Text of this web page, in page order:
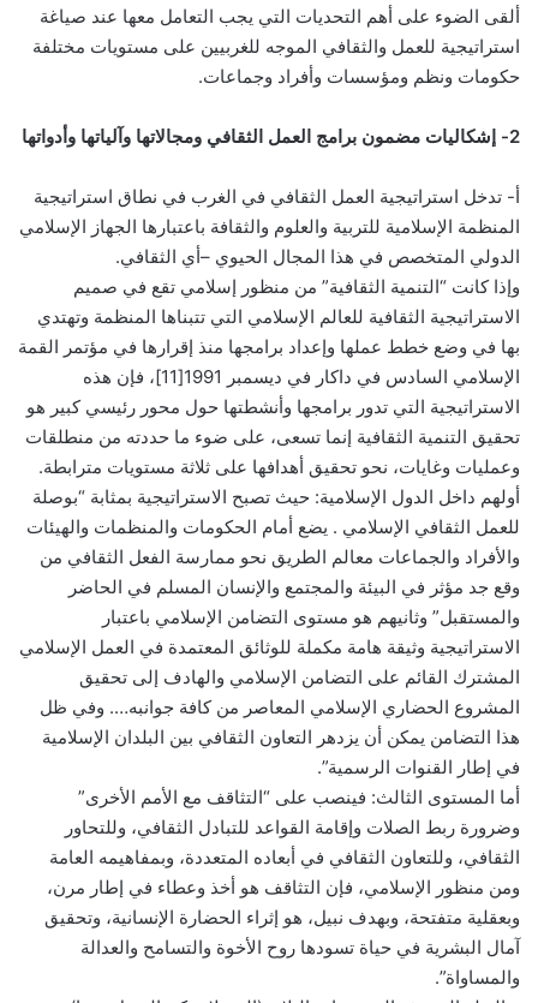
ألقى الضوء على أهم التحديات التي يجب التعامل معها عند صياغة
استراتيجية للعمل والثقافي الموجه للغربيين على مستويات مختلفة
حكومات ونظم ومؤسسات وأفراد وجماعات.
2- إشكاليات مضمون برامج العمل الثقافي ومجالاتها وآلياتها وأدواتها
أ- تدخل استراتيجية العمل الثقافي في الغرب في نطاق استراتيجية
المنظمة الإسلامية للتربية والعلوم والثقافة باعتبارها الجهاز الإسلامي
الدولي المتخصص في هذا المجال الحيوي –أي الثقافي.
وإذا كانت “التنمية الثقافية” من منظور إسلامي تقع في صميم
الاستراتيجية الثقافية للعالم الإسلامي التي تتبناها المنظمة وتهتدي
بها في وضع خطط عملها وإعداد برامجها منذ إقرارها في مؤتمر القمة
الإسلامي السادس في داكار في ديسمبر 1991[11]، فإن هذه
الاستراتيجية التي تدور برامجها وأنشطتها حول محور رئيسي كبير هو
تحقيق التنمية الثقافية إنما تسعى، على ضوء ما حددته من منطلقات
وعمليات وغايات، نحو تحقيق أهدافها على ثلاثة مستويات مترابطة.
أولهم داخل الدول الإسلامية: حيث تصبح الاستراتيجية بمثابة “بوصلة
للعمل الثقافي الإسلامي . يضع أمام الحكومات والمنظمات والهيئات
والأفراد والجماعات معالم الطريق نحو ممارسة الفعل الثقافي من
وقع جد مؤثر في البيئة والمجتمع والإنسان المسلم في الحاضر
والمستقبل” وثانيهم هو مستوى التضامن الإسلامي باعتبار
الاستراتيجية وثيقة هامة مكملة للوثائق المعتمدة في العمل الإسلامي
المشترك القائم على التضامن الإسلامي والهادف إلى تحقيق
المشروع الحضاري الإسلامي المعاصر من كافة جوانبه…. وفي ظل
هذا التضامن يمكن أن يزدهر التعاون الثقافي بين البلدان الإسلامية
في إطار القنوات الرسمية”.
أما المستوى الثالث: فينصب على “التثاقف مع الأمم الأخرى”
وضرورة ربط الصلات وإقامة القواعد للتبادل الثقافي، وللتحاور
الثقافي، وللتعاون الثقافي في أبعاده المتعددة، وبمفاهيمه العامة
ومن منظور الإسلامي، فإن التثاقف هو أخذ وعطاء في إطار مرن،
وبعقلية متفتحة، وبهدف نبيل، هو إثراء الحضارة الإنسانية، وتحقيق
آمال البشرية في حياة تسودها روح الأخوة والتسامح والعدالة
والمساواة”.